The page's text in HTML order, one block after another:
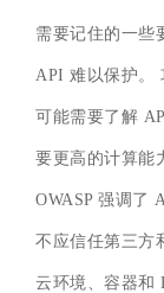
需要记住的一些
API 难以保护。
可能需要了解
要更高的计算能
OWASP 强调了
不应信任第三方
云环境、容器和